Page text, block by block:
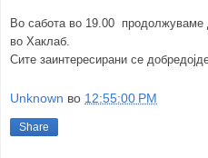
Во сабота во 19.00
во Хаклаб.
Сите заинтересирани се
Unknown во 12:55:00 PM
Share